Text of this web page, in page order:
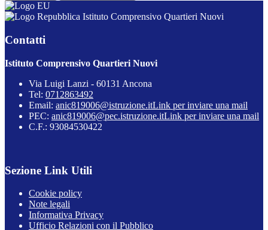
Istituto Comprensivo Quartieri Nuovi
Contatti
Istituto Comprensivo Quartieri Nuovi
Via Luigi Lanzi - 60131 Ancona
Tel: 0712863492
Email: anic819006@istruzione.itLink per inviare una mail
PEC: anic819006@pec.istruzione.itLink per inviare una mail
C.F.: 93084530422
Sezione Link Utili
Cookie policy
Note legali
Informativa Privacy
Ufficio Relazioni con il Pubblico